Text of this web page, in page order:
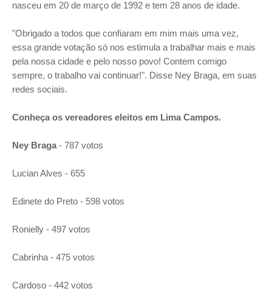
nasceu em 20 de março de 1992 e tem 28 anos de idade.
"Obrigado a todos que confiaram em mim mais uma vez,
essa grande votação só nos estimula a trabalhar mais e mais
pela nossa cidade e pelo nosso povo! Contem comigo
sempre, o trabalho vai continuar!". Disse Ney Braga, em suas
redes sociais.
Conheça os vereadores eleitos em Lima Campos.
Ney Braga - 787 votos
Lucian Alves - 655
Edinete do Preto - 598 votos
Ronielly - 497 votos
Cabrinha - 475 votos
Cardoso - 442 votos